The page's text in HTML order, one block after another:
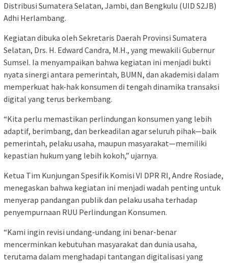
Distribusi Sumatera Selatan, Jambi, dan Bengkulu (UID S2JB)
Adhi Herlambang.
Kegiatan dibuka oleh Sekretaris Daerah Provinsi Sumatera
Selatan, Drs. H. Edward Candra, M.H., yang mewakili Gubernur
Sumsel. Ia menyampaikan bahwa kegiatan ini menjadi bukti
nyata sinergi antara pemerintah, BUMN, dan akademisi dalam
memperkuat hak-hak konsumen di tengah dinamika transaksi
digital yang terus berkembang.
“Kita perlu memastikan perlindungan konsumen yang lebih
adaptif, berimbang, dan berkeadilan agar seluruh pihak—baik
pemerintah, pelaku usaha, maupun masyarakat—memiliki
kepastian hukum yang lebih kokoh,” ujarnya.
Ketua Tim Kunjungan Spesifik Komisi VI DPR RI, Andre Rosiade,
menegaskan bahwa kegiatan ini menjadi wadah penting untuk
menyerap pandangan publik dan pelaku usaha terhadap
penyempurnaan RUU Perlindungan Konsumen.
“Kami ingin revisi undang-undang ini benar-benar
mencerminkan kebutuhan masyarakat dan dunia usaha,
terutama dalam menghadapi tantangan digitalisasi yang